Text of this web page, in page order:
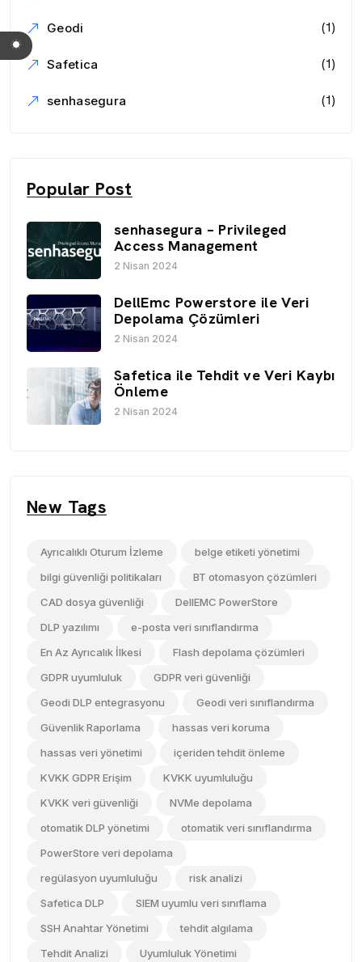
Geodi (1)
Safetica (1)
senhasegura (1)
Popular Post
senhasegura – Privileged
Access Management
2 Nisan 2024
DellEmc Powerstore ile Veri
Depolama Çözümleri
2 Nisan 2024
Safetica ile Tehdit ve Veri Kaybı
Önleme
2 Nisan 2024
New Tags
Ayrıcalıklı Oturum İzleme
belge etiketi yönetimi
bilgi güvenliği politikaları
BT otomasyon çözümleri
CAD dosya güvenliği
DellEMC PowerStore
DLP yazılımı
e-posta veri sınıflandırma
En Az Ayrıcalık İlkesi
Flash depolama çözümleri
GDPR uyumluluk
GDPR veri güvenliği
Geodi DLP entegrasyonu
Geodi veri sınıflandırma
Güvenlik Raporlama
hassas veri koruma
hassas veri yönetimi
içeriden tehdit önleme
KVKK GDPR Erişim
KVKK uyumluluğu
KVKK veri güvenliği
NVMe depolama
otomatik DLP yönetimi
otomatik veri sınıflandırma
PowerStore veri depolama
regülasyon uyumluluğu
risk analizi
Safetica DLP
SIEM uyumlu veri sınıflama
SSH Anahtar Yönetimi
tehdit algılama
Tehdit Analizi
Uyumluluk Yönetimi